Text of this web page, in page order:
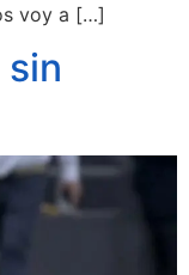
voy a […]